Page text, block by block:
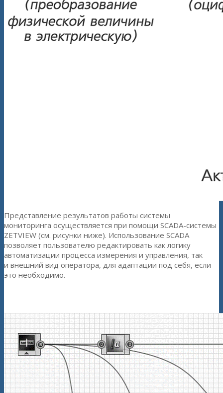
Представление результатов работы системы
мониторинга осуществляется при помощи SCADA-системы
ZETVIEW (см. рисунки ниже). Использование SCADA
позволяет пользователю редактировать как логику
автоматизации процесса измерения и управления, так
и внешний вид оператора, для адаптации под себя, если
это необходимо.